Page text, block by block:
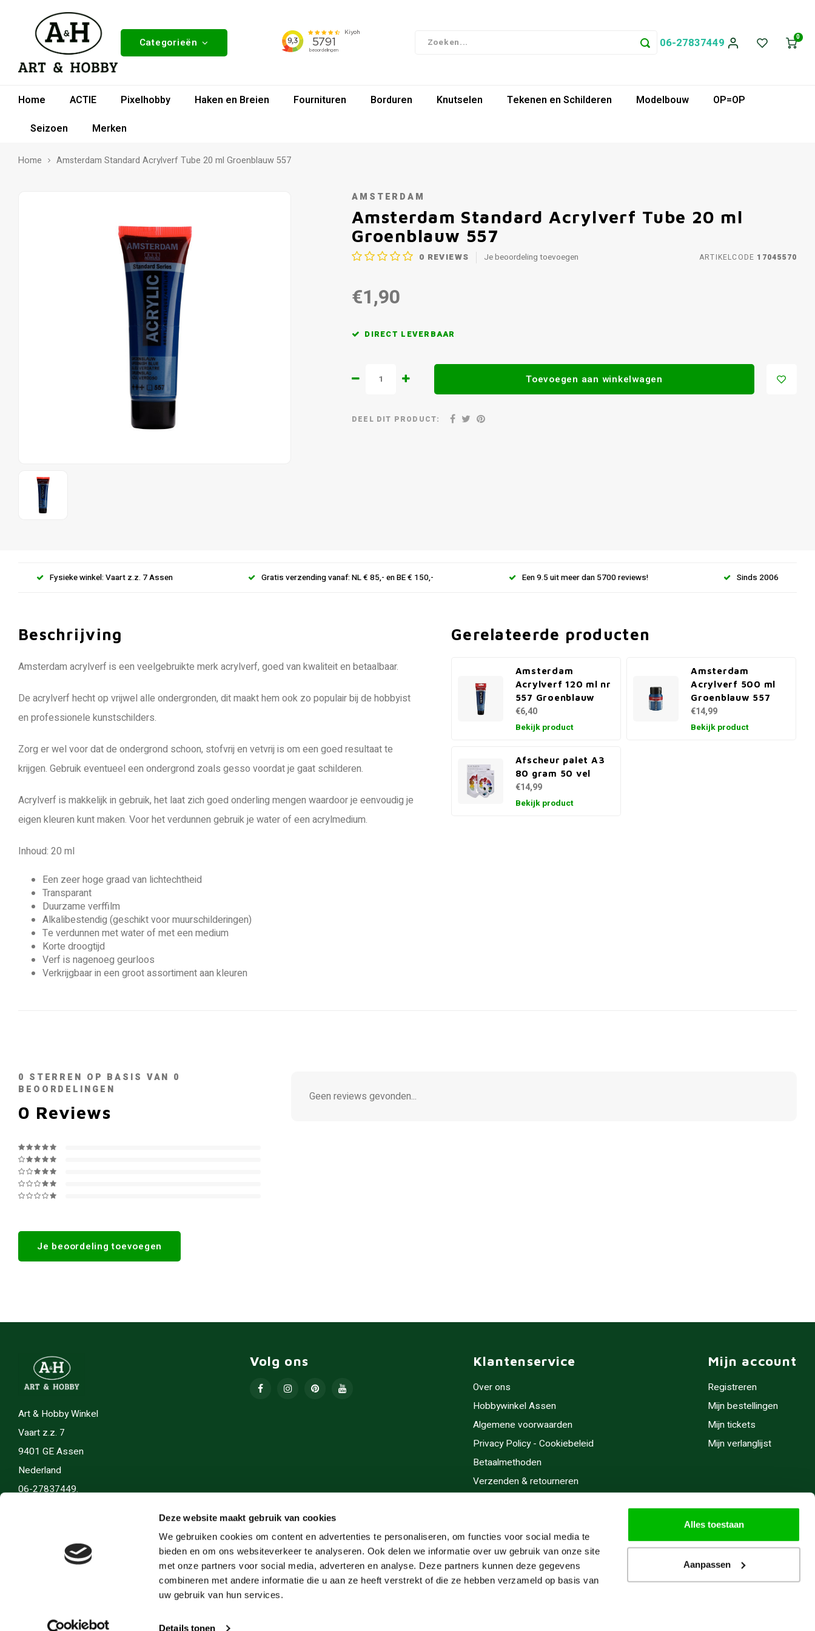
Deze website maakt gebruik van cookies
We gebruiken cookies om content en advertenties te personaliseren, om functies voor social media te
bieden en om ons websiteverkeer te analyseren. Ook delen we informatie over uw gebruik van onze site
met onze partners voor social media, adverteren en analyse. Deze partners kunnen deze gegevens
combineren met andere informatie die u aan ze heeft verstrekt of die ze hebben verzameld op basis van
uw gebruik van hun services.
Details tonen
Alles toestaan
Aanpassen
Categorieën 06-27837449 0
Home ACTIE Pixelhobby Haken en Breien Fournituren Borduren Knutselen Tekenen en Schilderen Modelbouw
OP=OP
Seizoen
Merken
Home Amsterdam Standard Acrylverf Tube 20 ml Groenblauw 557
AMSTERDAM
Amsterdam Standard Acrylverf Tube 20 ml
Groenblauw 557
0 REVIEWS Je beoordeling toevoegen ARTIKELCODE 17045570
€1,90
DIRECT LEVERBAAR
Toevoegen aan winkelwagen
DEEL DIT PRODUCT:
Fysieke winkel: Vaart z.z. 7 Assen Gratis verzending vanaf: NL € 85,- en BE € 150,- Een 9.5 uit meer dan 5700 reviews! Sinds 2006
Beschrijving
Amsterdam acrylverf is een veelgebruikte merk acrylverf, goed van kwaliteit en betaalbaar.
De acrylverf hecht op vrijwel alle ondergronden, dit maakt hem ook zo populair bij de hobbyist
en professionele kunstschilders.
Zorg er wel voor dat de ondergrond schoon, stofvrij en vetvrij is om een goed resultaat te
krijgen. Gebruik eventueel een ondergrond zoals gesso voordat je gaat schilderen.
Acrylverf is makkelijk in gebruik, het laat zich goed onderling mengen waardoor je eenvoudig je
eigen kleuren kunt maken. Voor het verdunnen gebruik je water of een acrylmedium.
Inhoud: 20 ml
Een zeer hoge graad van lichtechtheid
Transparant
Duurzame verffilm
Alkalibestendig (geschikt voor muurschilderingen)
Te verdunnen met water of met een medium
Korte droogtijd
Verf is nagenoeg geurloos
Verkrijgbaar in een groot assortiment aan kleuren
Gerelateerde producten
Amsterdam
Acrylverf 120 ml nr
557 Groenblauw
€6,40
Bekijk product
Amsterdam
Acrylverf 500 ml
Groenblauw 557
€14,99
Bekijk product
Afscheur palet A3
80 gram 50 vel
€14,99
Bekijk product
0 STERREN OP BASIS VAN 0
BEOORDELINGEN
0 Reviews
Je beoordeling toevoegen
Geen reviews gevonden...
Art & Hobby Winkel
Vaart z.z. 7
9401 GE Assen
Nederland
06-27837449.
Volg ons Klantenservice
Over ons
Hobbywinkel Assen
Algemene voorwaarden
Privacy Policy - Cookiebeleid
Betaalmethoden
Verzenden & retourneren
Cadeaubonnen
Inlijsten
Servicegebieden
Mijn account
Registreren
Mijn bestellingen
Mijn tickets
Mijn verlanglijst